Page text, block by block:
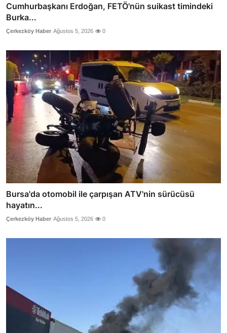
Cumhurbaşkanı Erdoğan, FETÖ'nün suikast timindeki
Burka...
Çerkezköy Haber Ağustos 5, 2026 0
Bursa'da otomobil ile çarpışan ATV'nin sürücüsü
hayatın...
Çerkezköy Haber Ağustos 5, 2026 0